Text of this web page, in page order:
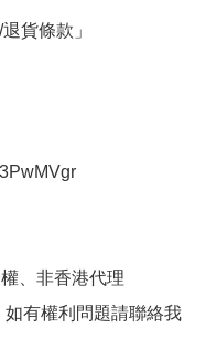
貨條款」
、非香港代理
有權利問題請聯絡我